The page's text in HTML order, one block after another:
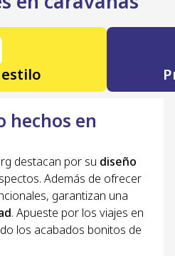
hechos en
destacan por su diseño
Además de ofrecer
garantizan una
. Apueste por los viajes en
los acabados bonitos de